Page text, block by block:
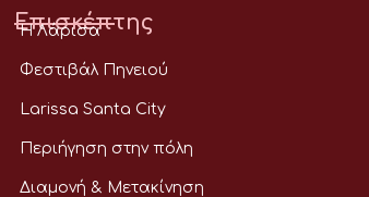
Επισκέπτης
Η Λάρισα
Φεστιβάλ Πηνειού
Larissa Santa City
Περιήγηση στην πόλη
Διαμονή & Μετακίνηση